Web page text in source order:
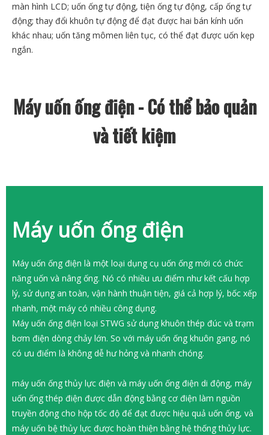
màn hình LCD; uốn ống tự động, tiện ống tự động, cấp ống tự
động; thay đổi khuôn tự động để đạt được hai bán kính uốn
khác nhau; uốn tăng mômen liên tục, có thể đạt được uốn kẹp
ngắn.
Máy uốn ống điện - Có thể bảo quản
và tiết kiệm
Máy uốn ống điện
Máy uốn ống điện là một loại dụng cụ uốn ống mới có chức
năng uốn và nâng ống. Nó có nhiều ưu điểm như kết cấu hợp
lý, sử dụng an toàn, vận hành thuận tiện, giá cả hợp lý, bốc xếp
nhanh, một máy có nhiều công dụng.
Máy uốn ống điện loại STWG sử dụng khuôn thép đúc và trạm
bơm điện dòng chảy lớn. So với máy uốn ống khuôn gang, nó
có ưu điểm là không dễ hư hỏng và nhanh chóng.
máy uốn ống thủy lực điện và máy uốn ống điện di động, máy
uốn ống thép điện được dẫn động bằng cơ điện làm nguồn
truyền động cho hộp tốc độ để đạt được hiệu quả uốn ống, và
máy uốn bệ thủy lực được hoàn thiện bằng hệ thống thủy lực.